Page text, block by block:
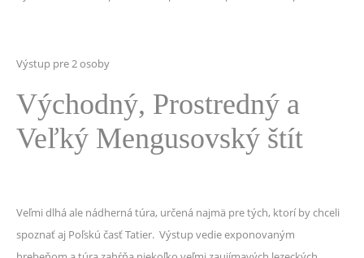
Výstup pre 2 osoby
Východný, Prostredný a
Veľký Mengusovský štít
Veľmi dlhá ale nádherná túra, určená najmä pre tých, ktorí by chceli
spoznať aj Poľskú časť Tatier. Výstup vedie exponovaným